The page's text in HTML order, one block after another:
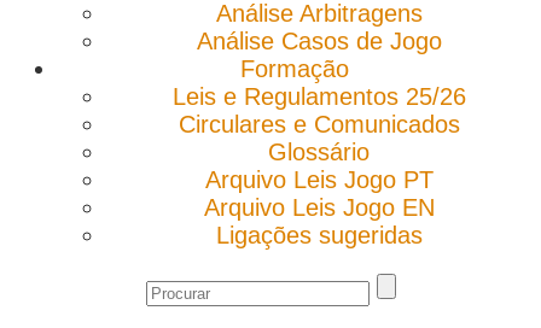
Análise Arbitragens
Análise Casos de Jogo
Formação
Leis e Regulamentos 25/26
Circulares e Comunicados
Glossário
Arquivo Leis Jogo PT
Arquivo Leis Jogo EN
Ligações sugeridas